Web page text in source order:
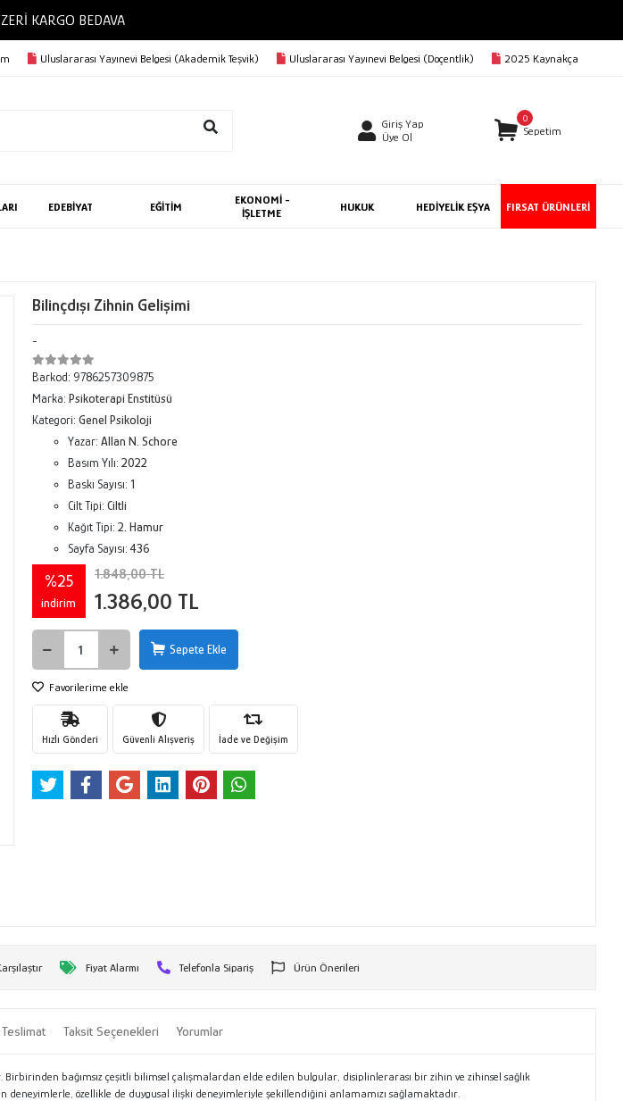
ÜZERİ KARGO BEDAVA
Uluslararası Yayınevi Belgesi (Akademik Teşvik) Uluslararası Yayınevi Belgesi (Doçentlik) 2025 Kaynakça
Giriş Yap
Üye Ol
0
Sepetim
EDEBİYAT EĞİTİM
EKONOMİ -
İŞLETME
HUKUK HEDİYELİK EŞYA FIRSAT ÜRÜNLERİ
Bilinçdışı Zihnin Gelişimi
-
Barkod: 9786257309875
Marka: Psikoterapi Enstitüsü
Kategori: Genel Psikoloji
Yazar: Allan N. Schore
Basım Yılı: 2022
Baskı Sayısı: 1
Cilt Tipi: Ciltli
Kağıt Tipi: 2. Hamur
Sayfa Sayısı:436
%25
indirim
1.848,00 TL
1.386,00 TL
Sepete Ekle
Favorilerime ekle
Hızlı Gönderi Güvenli Alışveriş İade ve Değişim
Fiyat Alarmı Telefonla Sipariş Ürün Önerileri
Taksit Seçenekleri Yorumlar
bağımsız çeşitli bilimsel çalışmalardan elde edilen bulgular, disiplinlerarası bir zihin ve zihinsel sağlık
özellikle de duygusal ilişki deneyimleriyle şekillendiğini anlamamızı sağlamaktadır.